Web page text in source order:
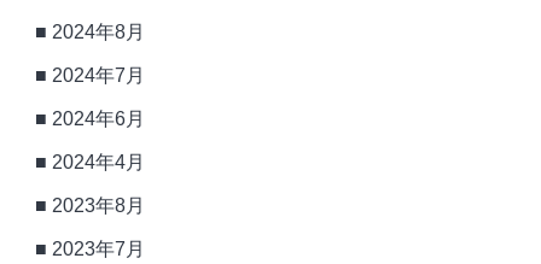
2024年8月
2024年7月
2024年6月
2024年4月
2023年8月
2023年7月